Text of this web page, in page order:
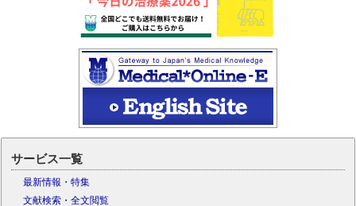
サービス一覧
最新情報・特集
文献検索・全文閲覧